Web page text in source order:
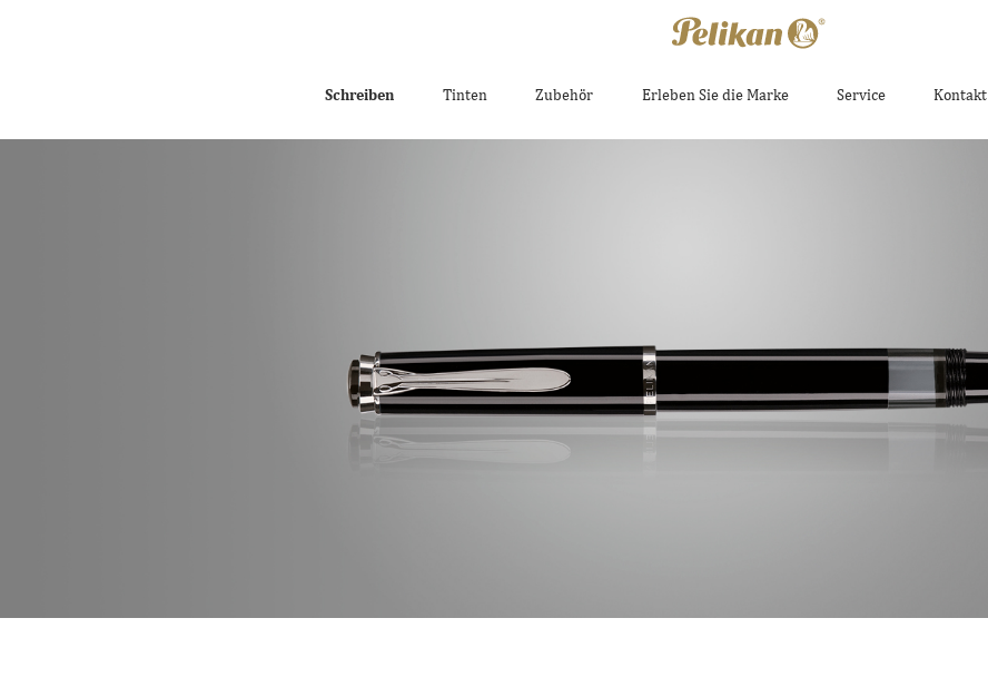
Schreiben Tinten Zubehör Erleben Sie die Marke Service Kontakt